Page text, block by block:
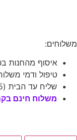
משלוחים:
איסוף מהחנות
טיפול ודמי משלוח
שליח עד הבית (5 ימי עסקים):
משלוח חינם בקניה